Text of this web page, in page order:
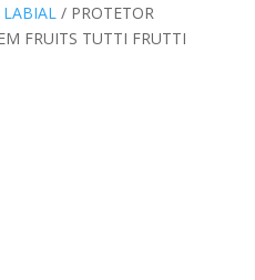
LABIAL/ PROTETOR
FRUITS TUTTI FRUTTI